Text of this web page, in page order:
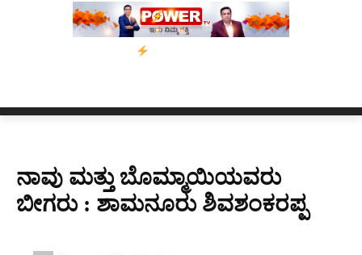
ನ್ಯೂಸ್ ಕಾರ್ಪ್‌ಗೆ ಎಐಯಿಂದ ಸಂಕಷ್ಟ: ಆಸ್ಟ್ರೇಲಿಯಾದಲ್ಲಿ
ನಾವು ಮತ್ತು ಬೊಮ್ಮಾಯಿಯವರು
ಬೀಗರು : ಶಾಮನೂರು ಶಿವಶಂಕರಪ್ಪ